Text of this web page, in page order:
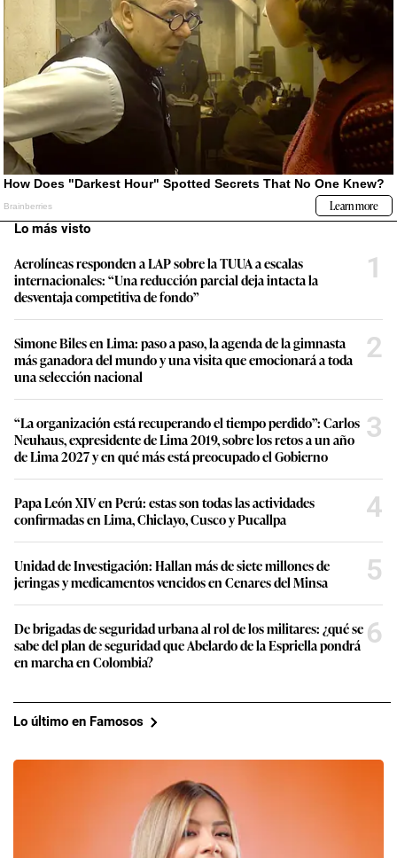
Lo más visto
Aerolíneas responden a LAP sobre la TUUA a escalas
internacionales: “Una reducción parcial deja intacta la
desventaja competitiva de fondo”
1
Simone Biles en Lima: paso a paso, la agenda de la gimnasta
más ganadora del mundo y una visita que emocionará a toda
una selección nacional
2
“La organización está recuperando el tiempo perdido”: Carlos
Neuhaus, expresidente de Lima 2019, sobre los retos a un año
de Lima 2027 y en qué más está preocupado el Gobierno
3
Papa León XIV en Perú: estas son todas las actividades
confirmadas en Lima, Chiclayo, Cusco y Pucallpa
4
Unidad de Investigación: Hallan más de siete millones de
jeringas y medicamentos vencidos en Cenares del Minsa
5
De brigadas de seguridad urbana al rol de los militares: ¿qué se
sabe del plan de seguridad que Abelardo de la Espriella pondrá
en marcha en Colombia?
6
Lo último en Famosos